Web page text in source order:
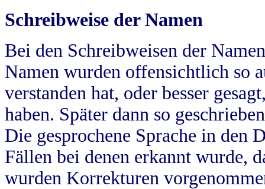
Schreibweise der Namen
Bei den Schreibweisen der
Namen wurden offensichtlich so
verstanden hat, oder besser
haben. Später dann so
Die gesprochene Sprache in
Fällen bei denen erkannt wurde,
wurden Korrekturen